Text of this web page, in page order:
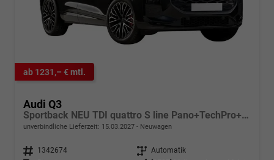
ab 1231,– € mtl.
Audi Q3
Sportback NEU TDI quattro S line Pano+TechPro+Matrix+AHK+HUD+Alu20+KlimaPlus+DCC+SONOS
unverbindliche Lieferzeit: 15.03.2027 Neuwagen
Fahrzeugnr. 1342674 Getriebe Automatik